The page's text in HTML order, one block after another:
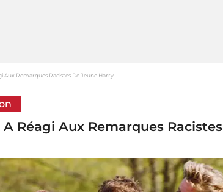
Aux Remarques Racistes De Jeune Harry
Réagi Aux Remarques Racistes